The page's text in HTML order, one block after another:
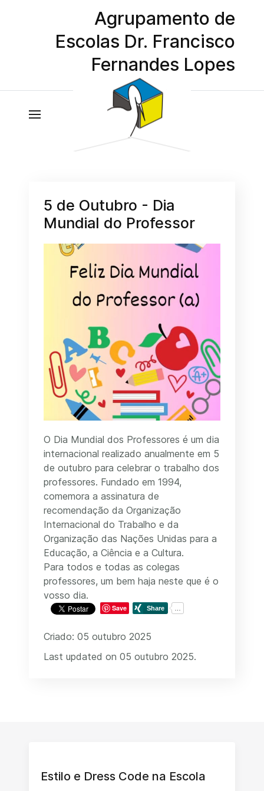
Agrupamento de
Escolas Dr. Francisco
Fernandes Lopes
5 de Outubro - Dia
Mundial do Professor
O Dia Mundial dos Professores é um dia
internacional realizado anualmente em 5
de outubro para celebrar o trabalho dos
professores. Fundado em 1994,
comemora a assinatura de
recomendação da Organização
Internacional do Trabalho e da
Organização das Nações Unidas para a
Educação, a Ciência e a Cultura.
Para todos e todas as colegas
professores, um bem haja neste que é o
vosso dia.
Save
Criado: 05 outubro 2025
Last updated on 05 outubro 2025.
Estilo e Dress Code na Escola